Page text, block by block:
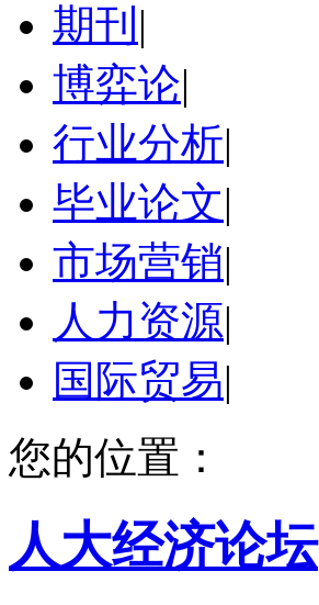
期刊 |
博弈论|
行业分析|
毕业论文|
市场营销|
人力资源|
国际贸易|
您的位置：
人大经济论坛